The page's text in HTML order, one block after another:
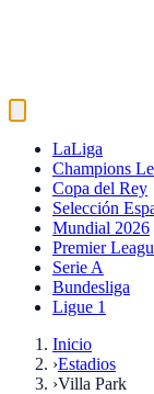
LaLiga
Champions
Copa del Rey
Selección
Mundial 2026
Premier
Serie A
Bundesliga
Ligue 1
Inicio
›Estadios
›Villa Park